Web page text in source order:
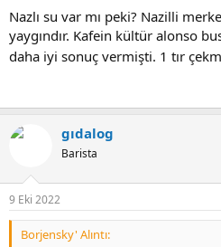
Nazlı su var mı peki? Nazilli
yaygındır. Kafein kültür alonso
daha iyi sonuç vermişti. 1 tır
gıdalog
Barista
9 Eki 2022
Borjensky' Alıntı: